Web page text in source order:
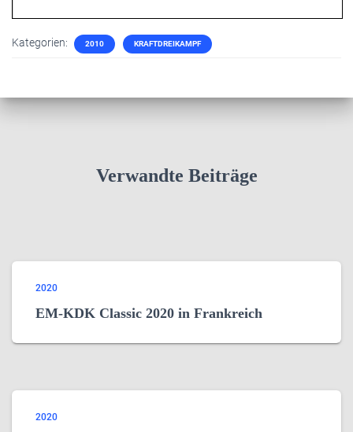
Kategorien: 2010 KRAFTDREIKAMPF
Verwandte Beiträge
2020
EM-KDK Classic 2020 in Frankreich
2020